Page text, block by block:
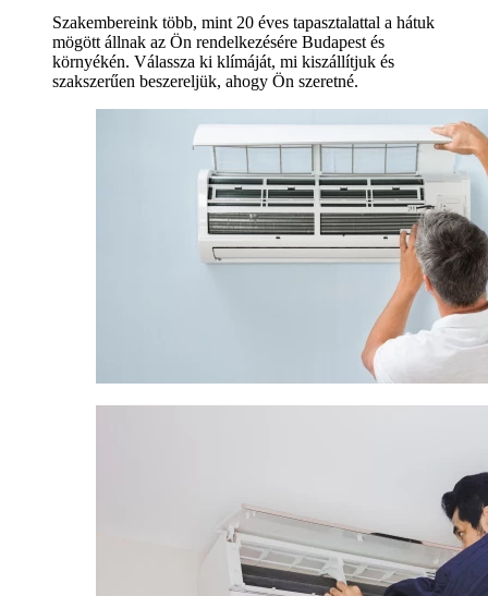
Szakembereink több, mint 20 éves tapasztalattal a hátuk
mögött állnak az Ön rendelkezésére Budapest és
környékén. Válassza ki klímáját, mi kiszállítjuk és
szakszerűen beszereljük, ahogy Ön szeretné.